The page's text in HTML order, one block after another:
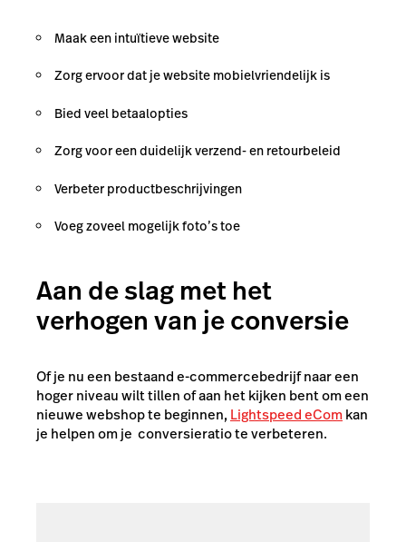
Maak een intuïtieve website
Zorg ervoor dat je website mobielvriendelijk is
Bied veel betaalopties
Zorg voor een duidelijk verzend- en retourbeleid
Verbeter productbeschrijvingen
Voeg zoveel mogelijk foto’s toe
Aan de slag met het
verhogen van je conversie
Of je nu een bestaand e-commercebedrijf naar een
hoger niveau wilt tillen of aan het kijken bent om een
nieuwe webshop te beginnen, Lightspeed eComkan
je helpen om je conversieratio te verbeteren.